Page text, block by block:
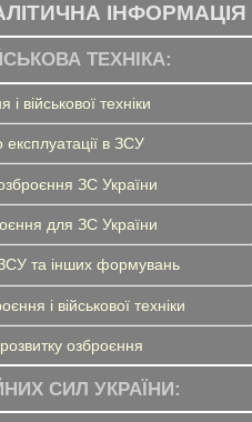
ІНФОРМАЦІЯ
ТЕХНІКА:
військової техніки
в ЗСУ
ЗС України
для ЗС України
та інших формувань
і військової техніки
озброєння
СИЛ УКРАЇНИ: